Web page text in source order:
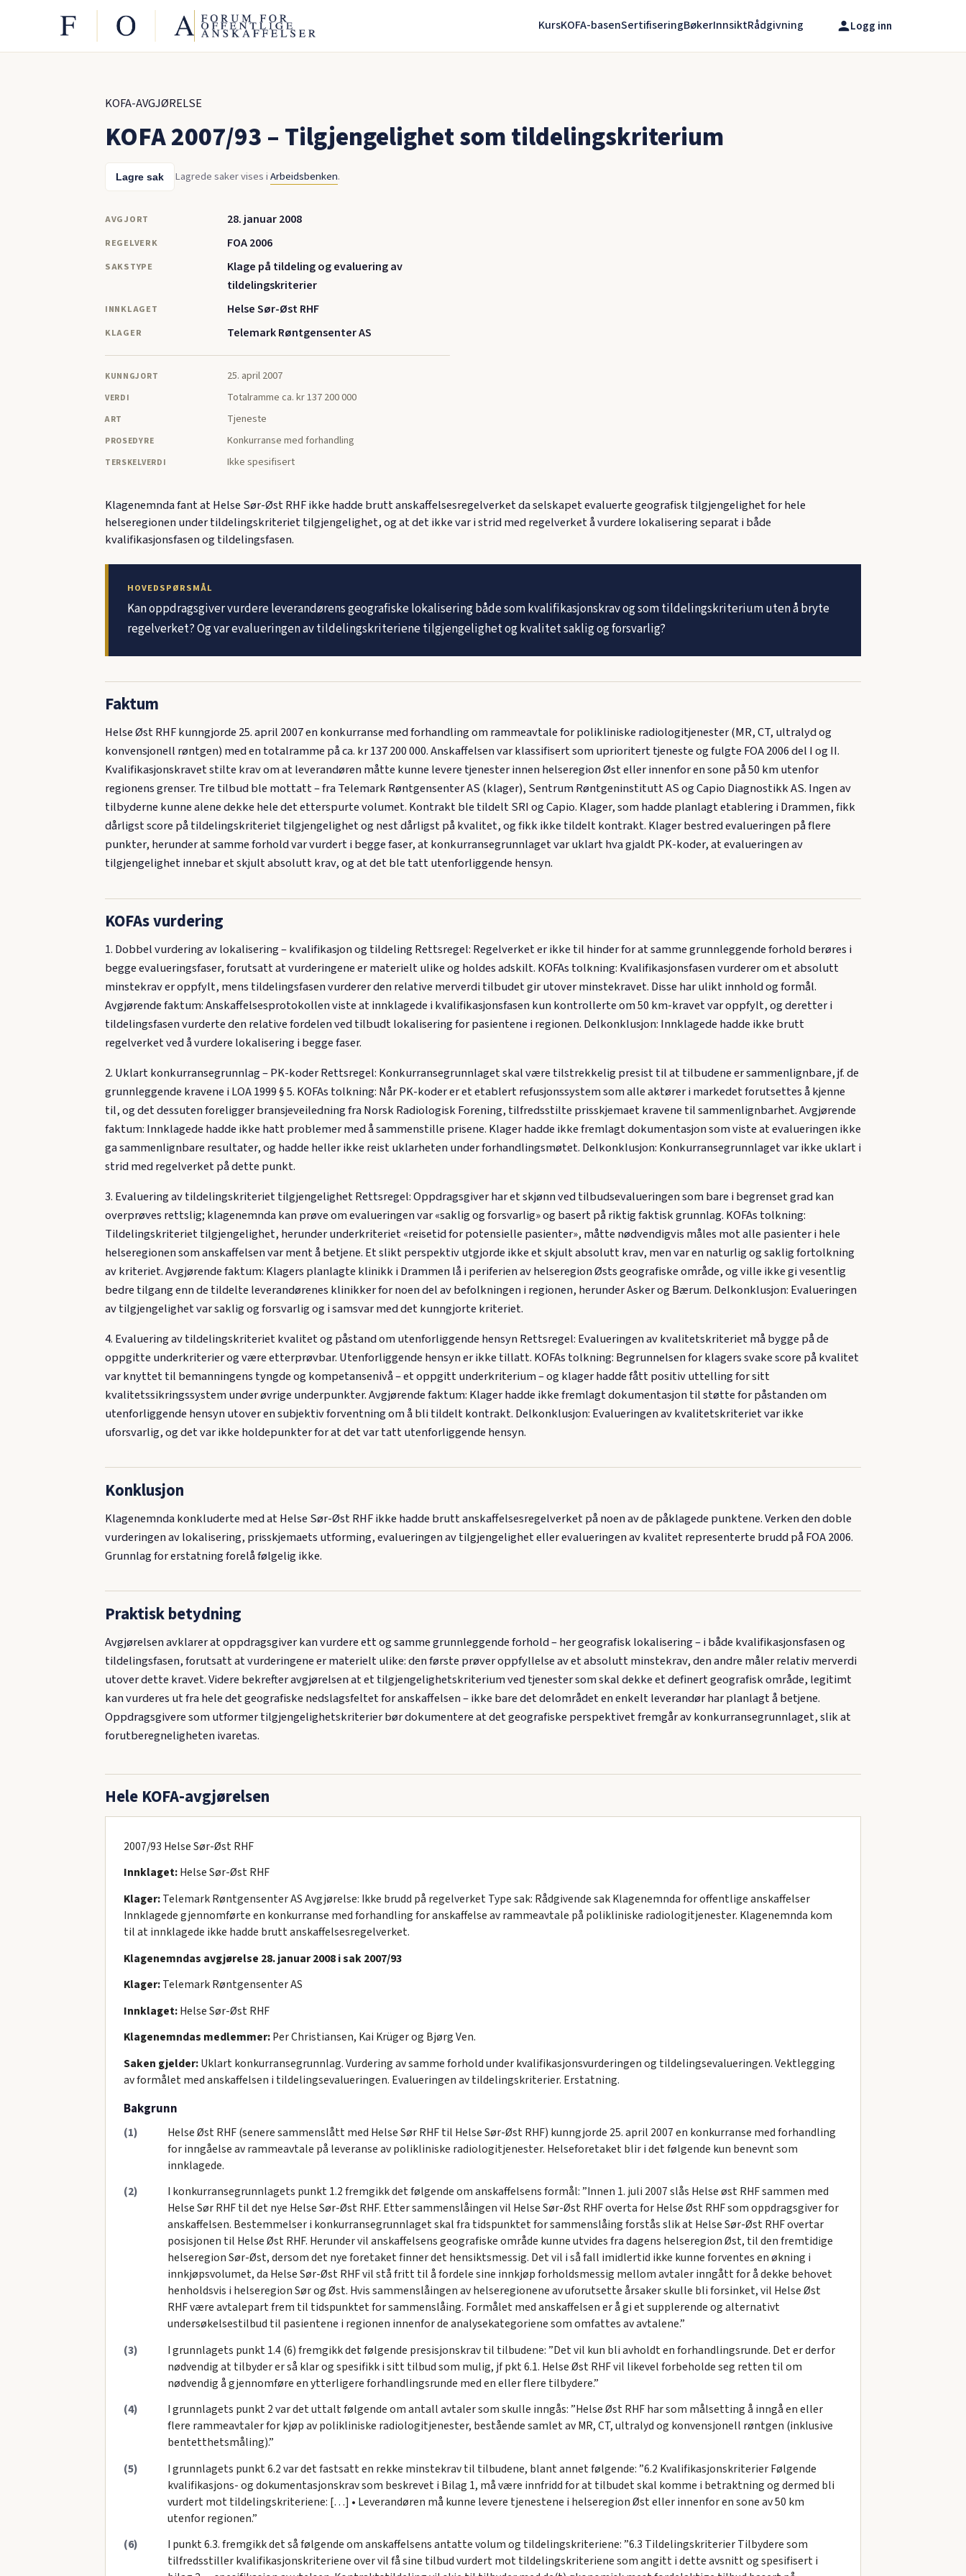
Logg inn
KursKOFA-basenSertifiseringBøkerInnsiktRådgivning
KOFA-AVGJØRELSE
KOFA 2007/93 – Tilgjengelighet som tildelingskriterium
Lagre sak Lagrede saker vises iArbeidsbenken.
AVGJORT 28. januar 2008
REGELVERK FOA 2006
SAKSTYPE
Klage på tildeling og evaluering av
tildelingskriterier
INNKLAGET Helse Sør-Øst RHF
KLAGER Telemark Røntgensenter AS
KUNNGJORT 25. april 2007
VERDI Totalramme ca. kr 137 200 000
ART Tjeneste
PROSEDYRE Konkurranse med forhandling
TERSKELVERDI Ikke spesifisert
Klagenemnda fant at Helse Sør-Øst RHF ikke hadde brutt anskaffelsesregelverket da selskapet evaluerte geografisk tilgjengelighet for hele
helseregionen under tildelingskriteriet tilgjengelighet, og at det ikke var i strid med regelverket å vurdere lokalisering separat i både
kvalifikasjonsfasen og tildelingsfasen.
HOVEDSPØRSMÅL
Kan oppdragsgiver vurdere leverandørens geografiske lokalisering både som kvalifikasjonskrav og som tildelingskriterium uten å bryte
regelverket? Og var evalueringen av tildelingskriteriene tilgjengelighet og kvalitet saklig og forsvarlig?
Faktum
Helse Øst RHF kunngjorde 25. april 2007 en konkurranse med forhandling om rammeavtale for polikliniske radiologitjenester (MR, CT, ultralyd og
konvensjonell røntgen) med en totalramme på ca. kr 137 200 000. Anskaffelsen var klassifisert som uprioritert tjeneste og fulgte FOA 2006 del I og II.
Kvalifikasjonskravet stilte krav om at leverandøren måtte kunne levere tjenester innen helseregion Øst eller innenfor en sone på 50 km utenfor
regionens grenser. Tre tilbud ble mottatt – fra Telemark Røntgensenter AS (klager), Sentrum Røntgeninstitutt AS og Capio Diagnostikk AS. Ingen av
tilbyderne kunne alene dekke hele det etterspurte volumet. Kontrakt ble tildelt SRI og Capio. Klager, som hadde planlagt etablering i Drammen, fikk
dårligst score på tildelingskriteriet tilgjengelighet og nest dårligst på kvalitet, og fikk ikke tildelt kontrakt. Klager bestred evalueringen på flere
punkter, herunder at samme forhold var vurdert i begge faser, at konkurransegrunnlaget var uklart hva gjaldt PK-koder, at evalueringen av
tilgjengelighet innebar et skjult absolutt krav, og at det ble tatt utenforliggende hensyn.
KOFAs vurdering
1. Dobbel vurdering av lokalisering – kvalifikasjon og tildeling Rettsregel: Regelverket er ikke til hinder for at samme grunnleggende forhold berøres i
begge evalueringsfaser, forutsatt at vurderingene er materielt ulike og holdes adskilt. KOFAs tolkning: Kvalifikasjonsfasen vurderer om et absolutt
minstekrav er oppfylt, mens tildelingsfasen vurderer den relative merverdi tilbudet gir utover minstekravet. Disse har ulikt innhold og formål.
Avgjørende faktum: Anskaffelsesprotokollen viste at innklagede i kvalifikasjonsfasen kun kontrollerte om 50 km-kravet var oppfylt, og deretter i
tildelingsfasen vurderte den relative fordelen ved tilbudt lokalisering for pasientene i regionen. Delkonklusjon: Innklagede hadde ikke brutt
regelverket ved å vurdere lokalisering i begge faser.
2. Uklart konkurransegrunnlag – PK-koder Rettsregel: Konkurransegrunnlaget skal være tilstrekkelig presist til at tilbudene er sammenlignbare, jf. de
grunnleggende kravene i LOA 1999 § 5. KOFAs tolkning: Når PK-koder er et etablert refusjonssystem som alle aktører i markedet forutsettes å kjenne
til, og det dessuten foreligger bransjeveiledning fra Norsk Radiologisk Forening, tilfredsstilte prisskjemaet kravene til sammenlignbarhet. Avgjørende
faktum: Innklagede hadde ikke hatt problemer med å sammenstille prisene. Klager hadde ikke fremlagt dokumentasjon som viste at evalueringen ikke
ga sammenlignbare resultater, og hadde heller ikke reist uklarheten under forhandlingsmøtet. Delkonklusjon: Konkurransegrunnlaget var ikke uklart i
strid med regelverket på dette punkt.
3. Evaluering av tildelingskriteriet tilgjengelighet Rettsregel: Oppdragsgiver har et skjønn ved tilbudsevalueringen som bare i begrenset grad kan
overprøves rettslig; klagenemnda kan prøve om evalueringen var «saklig og forsvarlig» og basert på riktig faktisk grunnlag. KOFAs tolkning:
Tildelingskriteriet tilgjengelighet, herunder underkriteriet «reisetid for potensielle pasienter», måtte nødvendigvis måles mot alle pasienter i hele
helseregionen som anskaffelsen var ment å betjene. Et slikt perspektiv utgjorde ikke et skjult absolutt krav, men var en naturlig og saklig fortolkning
av kriteriet. Avgjørende faktum: Klagers planlagte klinikk i Drammen lå i periferien av helseregion Østs geografiske område, og ville ikke gi vesentlig
bedre tilgang enn de tildelte leverandørenes klinikker for noen del av befolkningen i regionen, herunder Asker og Bærum. Delkonklusjon: Evalueringen
av tilgjengelighet var saklig og forsvarlig og i samsvar med det kunngjorte kriteriet.
4. Evaluering av tildelingskriteriet kvalitet og påstand om utenforliggende hensyn Rettsregel: Evalueringen av kvalitetskriteriet må bygge på de
oppgitte underkriterier og være etterprøvbar. Utenforliggende hensyn er ikke tillatt. KOFAs tolkning: Begrunnelsen for klagers svake score på kvalitet
var knyttet til bemanningens tyngde og kompetansenivå – et oppgitt underkriterium – og klager hadde fått positiv uttelling for sitt
kvalitetssikringssystem under øvrige underpunkter. Avgjørende faktum: Klager hadde ikke fremlagt dokumentasjon til støtte for påstanden om
utenforliggende hensyn utover en subjektiv forventning om å bli tildelt kontrakt. Delkonklusjon: Evalueringen av kvalitetskriteriet var ikke
uforsvarlig, og det var ikke holdepunkter for at det var tatt utenforliggende hensyn.
Konklusjon
Klagenemnda konkluderte med at Helse Sør-Øst RHF ikke hadde brutt anskaffelsesregelverket på noen av de påklagede punktene. Verken den doble
vurderingen av lokalisering, prisskjemaets utforming, evalueringen av tilgjengelighet eller evalueringen av kvalitet representerte brudd på FOA 2006.
Grunnlag for erstatning forelå følgelig ikke.
Praktisk betydning
Avgjørelsen avklarer at oppdragsgiver kan vurdere ett og samme grunnleggende forhold – her geografisk lokalisering – i både kvalifikasjonsfasen og
tildelingsfasen, forutsatt at vurderingene er materielt ulike: den første prøver oppfyllelse av et absolutt minstekrav, den andre måler relativ merverdi
utover dette kravet. Videre bekrefter avgjørelsen at et tilgjengelighetskriterium ved tjenester som skal dekke et definert geografisk område, legitimt
kan vurderes ut fra hele det geografiske nedslagsfeltet for anskaffelsen – ikke bare det delområdet en enkelt leverandør har planlagt å betjene.
Oppdragsgivere som utformer tilgjengelighetskriterier bør dokumentere at det geografiske perspektivet fremgår av konkurransegrunnlaget, slik at
forutberegneligheten ivaretas.
Hele KOFA-avgjørelsen
2007/93 Helse Sør-Øst RHF
Innklaget:Helse Sør-Øst RHF
Klager:Telemark Røntgensenter AS Avgjørelse: Ikke brudd på regelverket Type sak: Rådgivende sak Klagenemnda for offentlige anskaffelser
Innklagede gjennomførte en konkurranse med forhandling for anskaffelse av rammeavtale på polikliniske radiologitjenester. Klagenemnda kom
til at innklagede ikke hadde brutt anskaffelsesregelverket.
Klagenemndas avgjørelse 28. januar 2008 i sak 2007/93
Klager:Telemark Røntgensenter AS
Innklaget:Helse Sør-Øst RHF
Klagenemndas medlemmer:Per Christiansen, Kai Krüger og Bjørg Ven.
Saken gjelder:Uklart konkurransegrunnlag. Vurdering av samme forhold under kvalifikasjonsvurderingen og tildelingsevalueringen. Vektlegging
av formålet med anskaffelsen i tildelingsevalueringen. Evalueringen av tildelingskriterier. Erstatning.
Bakgrunn
(1)
Helse Øst RHF (senere sammenslått med Helse Sør RHF til Helse Sør-Øst RHF) kunngjorde 25. april 2007 en konkurranse med forhandling
for inngåelse av rammeavtale på leveranse av polikliniske radiologitjenester. Helseforetaket blir i det følgende kun benevnt som
innklagede.
(2)
I konkurransegrunnlagets punkt 1.2 fremgikk det følgende om anskaffelsens formål: ”Innen 1. juli 2007 slås Helse øst RHF sammen med
Helse Sør RHF til det nye Helse Sør-Øst RHF. Etter sammenslåingen vil Helse Sør-Øst RHF overta for Helse Øst RHF som oppdragsgiver for
anskaffelsen. Bestemmelser i konkurransegrunnlaget skal fra tidspunktet for sammenslåing forstås slik at Helse Sør-Øst RHF overtar
posisjonen til Helse Øst RHF. Herunder vil anskaffelsens geografiske område kunne utvides fra dagens helseregion Øst, til den fremtidige
helseregion Sør-Øst, dersom det nye foretaket finner det hensiktsmessig. Det vil i så fall imidlertid ikke kunne forventes en økning i
innkjøpsvolumet, da Helse Sør-Øst RHF vil stå fritt til å fordele sine innkjøp forholdsmessig mellom avtaler inngått for å dekke behovet
henholdsvis i helseregion Sør og Øst. Hvis sammenslåingen av helseregionene av uforutsette årsaker skulle bli forsinket, vil Helse Øst
RHF være avtalepart frem til tidspunktet for sammenslåing. Formålet med anskaffelsen er å gi et supplerende og alternativt
undersøkelsestilbud til pasientene i regionen innenfor de analysekategoriene som omfattes av avtalene.”
(3)
I grunnlagets punkt 1.4 (6) fremgikk det følgende presisjonskrav til tilbudene: ”Det vil kun bli avholdt en forhandlingsrunde. Det er derfor
nødvendig at tilbyder er så klar og spesifikk i sitt tilbud som mulig, jf pkt 6.1. Helse Øst RHF vil likevel forbeholde seg retten til om
nødvendig å gjennomføre en ytterligere forhandlingsrunde med en eller flere tilbydere.”
(4)
I grunnlagets punkt 2 var det uttalt følgende om antall avtaler som skulle inngås: ”Helse Øst RHF har som målsetting å inngå en eller
flere rammeavtaler for kjøp av polikliniske radiologitjenester, bestående samlet av MR, CT, ultralyd og konvensjonell røntgen (inklusive
bentetthetsmåling).”
(5)
I grunnlagets punkt 6.2 var det fastsatt en rekke minstekrav til tilbudene, blant annet følgende: ”6.2 Kvalifikasjonskriterier Følgende
kvalifikasjons- og dokumentasjonskrav som beskrevet i Bilag 1, må være innfridd for at tilbudet skal komme i betraktning og dermed bli
vurdert mot tildelingskriteriene: […] • Leverandøren må kunne levere tjenestene i helseregion Øst eller innenfor en sone av 50 km
utenfor regionen.”
(6)
I punkt 6.3. fremgikk det så følgende om anskaffelsens antatte volum og tildelingskriteriene: ”6.3 Tildelingskriterier Tilbydere som
tilfredsstiller kvalifikasjonskriteriene over vil få sine tilbud vurdert mot tildelingskriteriene som angitt i dette avsnitt og spesifisert i